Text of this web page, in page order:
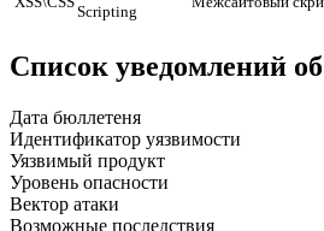
Scripting
Список уведомлений
Дата бюллетеня
Идентификатор уязвимости
Уязвимый продукт
Уровень опасности
Вектор атаки
Возможные последствия